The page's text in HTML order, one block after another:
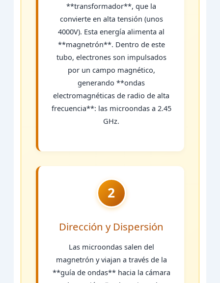
**transformador**, que la
convierte en alta tensión (unos
4000V). Esta energía alimenta al
**magnetrón**. Dentro de este
tubo, electrones son impulsados
por un campo magnético,
generando **ondas
electromagnéticas de radio de alta
frecuencia**: las microondas a 2.45
GHz.
2
Dirección y Dispersión
Las microondas salen del
magnetrón y viajan a través de la
**guía de ondas** hacia la cámara